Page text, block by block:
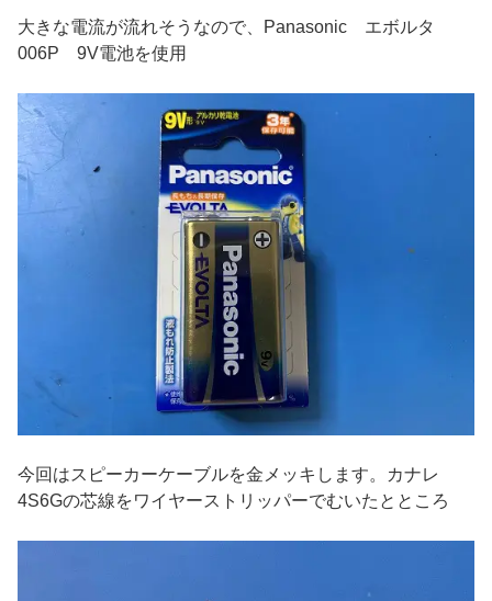
大きな電流が流れそうなので、Panasonic エボルタ
006P 9V電池を使用
今回はスピーカーケーブルを金メッキします。カナレ
4S6Gの芯線をワイヤーストリッパーでむいたとところ